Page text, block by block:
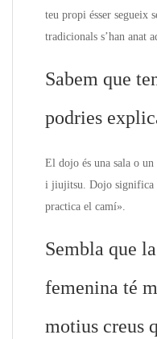
teu propi ésser segueix
tradicionals s’han anat
Sabem que
podries
El dojo és una sala o
i jiujitsu. Dojo significa
practica el camí».
Sembla que
femenina té
motius creus